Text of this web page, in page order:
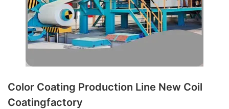
Color Coating Production Line New Coil
Coatingfactory